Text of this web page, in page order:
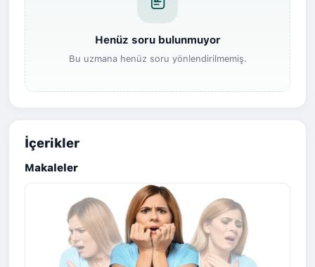
Henüz soru bulunmuyor
Bu uzmana henüz soru yönlendirilmemiş.
İçerikler
Makaleler